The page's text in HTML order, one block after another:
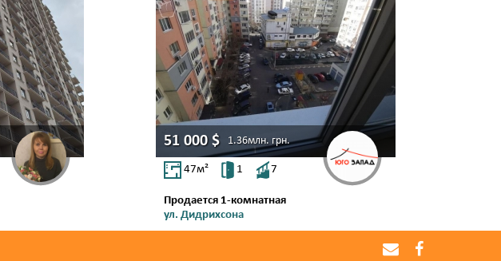
51 000$ 1.36млн. грн.
47м² 1 7
Продается 1-комнатная
ул. Дидрихсона